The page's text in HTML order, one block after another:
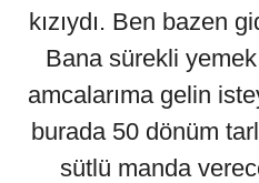
kızıydı. Ben bazen
Bana sürekli yemek
amcalarıma gelin
burada 50 dönüm
sütlü manda